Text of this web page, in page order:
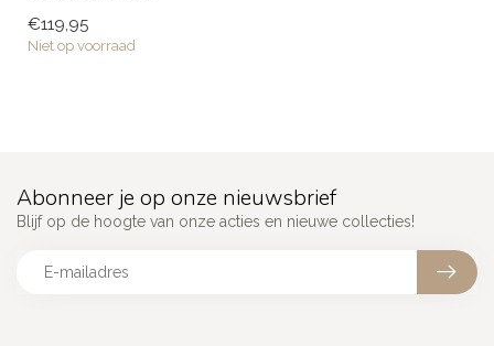
heeft een...
€119,95
Niet op voorraad
Abonneer je op onze nieuwsbrief
Blijf op de hoogte van onze acties en nieuwe collecties!